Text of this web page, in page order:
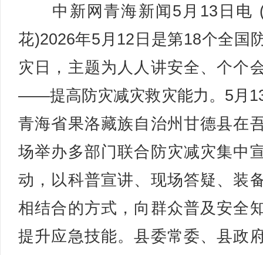
中新网青海新闻5月13日电
花)2026年5月12日是第18个全国
灾日，主题为人人讲安全、个个
——提高防灾减灾救灾能力。5月
青海省果洛藏族自治州甘德县在
场举办多部门联合防灾减灾集中
动，以科普宣讲、现场答疑、装
相结合的方式，向群众普及安全
提升应急技能。县委常委、县政